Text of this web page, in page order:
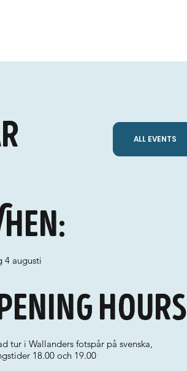
ALL EVENTS
4 augusti
hours
tur i Wallanders fotspår på svenska,
18.00 och 19.00